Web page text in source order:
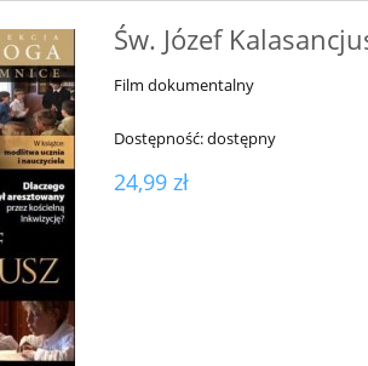
Św. Józef
Film dokumentalny
Dostępność:dostępny
24,99 zł